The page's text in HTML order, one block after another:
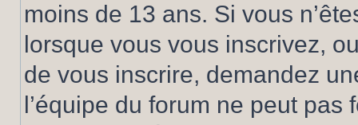
moins de 13 ans. Si vous
lorsque vous vous inscrivez,
de vous inscrire, demandez
l’équipe du forum ne peut